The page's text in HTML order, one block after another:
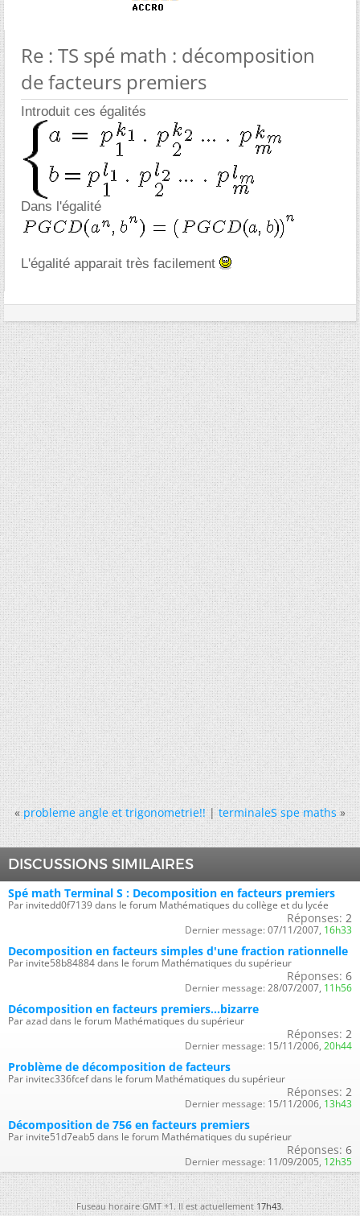
Re : TS spé math : décomposition
de facteurs premiers
Introduit ces égalités
Dans l'égalité
L'égalité apparait très facilement
« probleme angle et trigonometrie!!|terminaleS spe maths »
DISCUSSIONS SIMILAIRES
Spé math Terminal S : Decomposition en facteurs premiers
Par invitedd0f7139 dans le forum Mathématiques du collège et du lycée
Réponses: 2
Dernier message: 07/11/2007, 16h33
Decomposition en facteurs simples d'une fraction rationnelle
Par invite58b84884 dans le forum Mathématiques du supérieur
Réponses: 6
Dernier message: 28/07/2007, 11h56
Décomposition en facteurs premiers...bizarre
Par azad dans le forum Mathématiques du supérieur
Réponses: 2
Dernier message: 15/11/2006, 20h44
Problème de décomposition de facteurs
Par invitec336fcef dans le forum Mathématiques du supérieur
Réponses: 2
Dernier message: 15/11/2006, 13h43
Décomposition de 756 en facteurs premiers
Par invite51d7eab5 dans le forum Mathématiques du supérieur
Réponses: 6
Dernier message: 11/09/2005, 12h35
Fuseau horaire GMT +1. Il est actuellement17h43.